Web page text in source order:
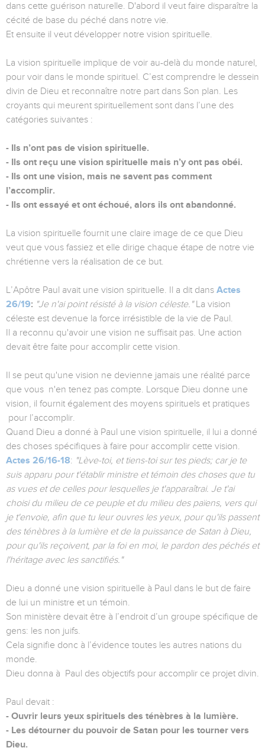
dans cette guérison naturelle. D'abord il veut faire disparaître la
cécité de base du péché dans notre vie.
Et ensuite il veut développer notre vision spirituelle.
La vision spirituelle implique de voir au-delà du monde naturel,
pour voir dans le monde spirituel. C’est comprendre le dessein
divin de Dieu et reconnaître notre part dans Son plan. Les
croyants qui meurent spirituellement sont dans l’une des
catégories suivantes :
- Ils n’ont pas de vision spirituelle.
- Ils ont reçu une vision spirituelle mais n’y ont pas obéi.
- Ils ont une vision, mais ne savent pas comment
l’accomplir.
- Ils ont essayé et ont échoué, alors ils ont abandonné.
La vision spirituelle fournit une claire image de ce que Dieu
veut que vous fassiez et elle dirige chaque étape de notre vie
chrétienne vers la réalisation de ce but.
L’Apôtre Paul avait une vision spirituelle. Il a dit dans Actes
26/19: "Je n'ai point résisté à la vision céleste."La vision
céleste est devenue la force irrésistible de la vie de Paul.
Il a reconnu qu'avoir une vision ne suffisait pas. Une action
devait être faite pour accomplir cette vision.
Il se peut qu'une vision ne devienne jamais une réalité parce
que vous n'en tenez pas compte. Lorsque Dieu donne une
vision, il fournit également des moyens spirituels et pratiques
pour l’accomplir.
Quand Dieu a donné à Paul une vision spirituelle, il lui a donné
des choses spécifiques à faire pour accomplir cette vision.
Actes 26/16-18: "Lève-toi, et tiens-toi sur tes pieds; car je te
suis apparu pour t'établir ministre et témoin des choses que tu
as vues et de celles pour lesquelles je t'apparaîtrai. Je t'ai
choisi du milieu de ce peuple et du milieu des païens, vers qui
je t'envoie, afin que tu leur ouvres les yeux, pour qu'ils passent
des ténèbres à la lumière et de la puissance de Satan à Dieu,
pour qu'ils reçoivent, par la foi en moi, le pardon des péchés et
l'héritage avec les sanctifiés."
Dieu a donné une vision spirituelle à Paul dans le but de faire
de lui un ministre et un témoin.
Son ministère devait être à l’endroit d’un groupe spécifique de
gens: les non juifs.
Cela signifie donc à l’évidence toutes les autres nations du
monde.
Dieu donna à Paul des objectifs pour accomplir ce projet divin.
Paul devait :
- Ouvrir leurs yeux spirituels des ténèbres à la lumière.
- Les détourner du pouvoir de Satan pour les tourner vers
Dieu.